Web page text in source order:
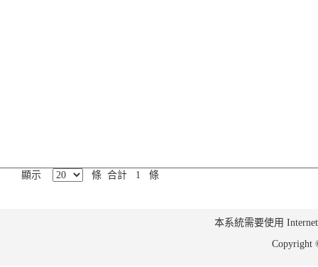
顯示 條 合計 1 條
本系統需要使用
Copyright